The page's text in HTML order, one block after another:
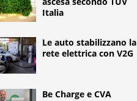
Italia
Le auto stabilizzano la
rete elettrica con V2G
Be Charge e CVA